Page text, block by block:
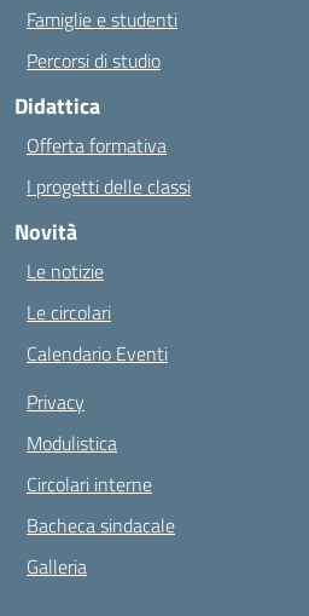
Famiglie e studenti
Percorsi di studio
Didattica
Offerta formativa
I progetti delle classi
Novità
Le notizie
Le circolari
Calendario Eventi
Privacy
Modulistica
Circolari interne
Bacheca sindacale
Galleria